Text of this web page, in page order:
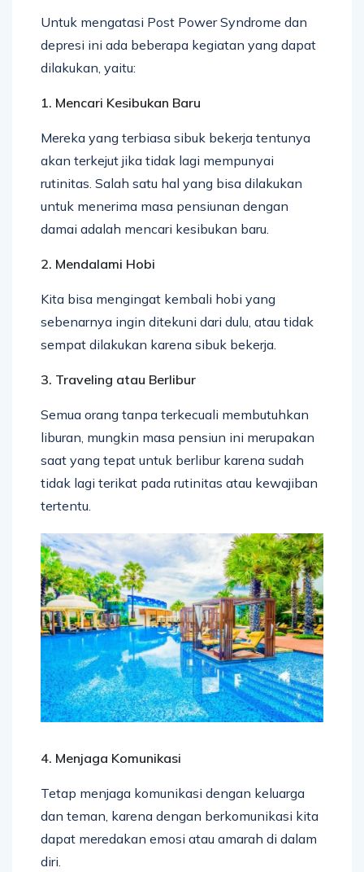
Untuk mengatasi Post Power Syndrome dan
depresi ini ada beberapa kegiatan yang dapat
dilakukan, yaitu:
1. Mencari Kesibukan Baru
Mereka yang terbiasa sibuk bekerja tentunya
akan terkejut jika tidak lagi mempunyai
rutinitas. Salah satu hal yang bisa dilakukan
untuk menerima masa pensiunan dengan
damai adalah mencari kesibukan baru.
2. Mendalami Hobi
Kita bisa mengingat kembali hobi yang
sebenarnya ingin ditekuni dari dulu, atau tidak
sempat dilakukan karena sibuk bekerja.
3. Traveling atau Berlibur
Semua orang tanpa terkecuali membutuhkan
liburan, mungkin masa pensiun ini merupakan
saat yang tepat untuk berlibur karena sudah
tidak lagi terikat pada rutinitas atau kewajiban
tertentu.
4. Menjaga Komunikasi
Tetap menjaga komunikasi dengan keluarga
dan teman, karena dengan berkomunikasi kita
dapat meredakan emosi atau amarah di dalam
diri.